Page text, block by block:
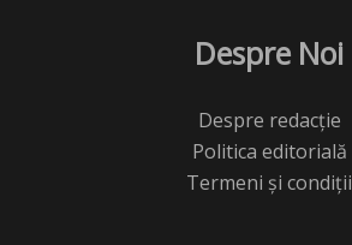
Despre Noi
Despre redacție
Politica editorială
Termeni și condiții